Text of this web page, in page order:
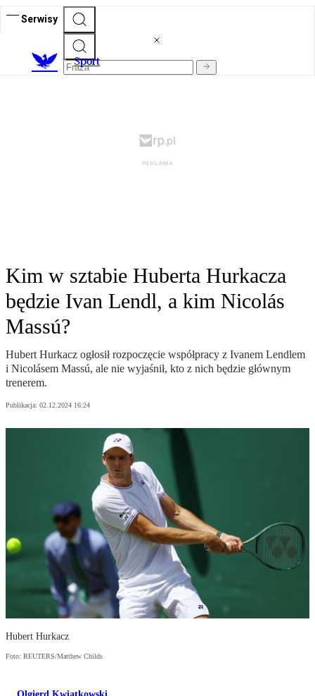
Serwisy
Sport
Kim w sztabie Huberta Hurkacza
będzie Ivan Lendl, a kim Nicolás
Massú?
Hubert Hurkacz ogłosił rozpoczęcie współpracy z Ivanem Lendlem
i Nicolásem Massú, ale nie wyjaśnił, kto z nich będzie głównym
trenerem.
Publikacja: 02.12.2024 16:24
Hubert Hurkacz
Foto: REUTERS/Matthew Childs